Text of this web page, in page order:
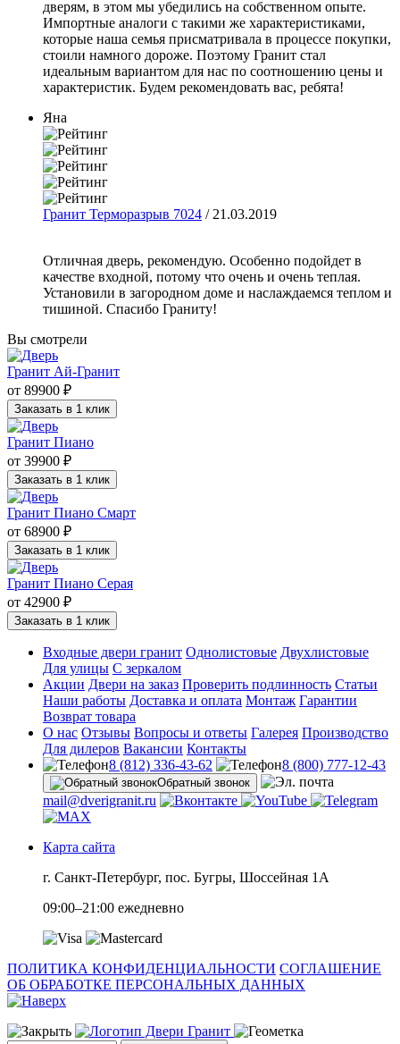
дверям, в этом мы убедились на собственном опыте.
Импортные аналоги с такими же характеристиками,
которые наша семья присматривала в процессе покупки,
стоили намного дороже. Поэтому Гранит стал
идеальным вариантом для нас по соотношению цены и
характеристик. Будем рекомендовать вас, ребята!
Яна
Гранит Терморазрыв 7024 / 21.03.2019
Отличная дверь, рекомендую. Особенно подойдет в
качестве входной, потому что очень и очень теплая.
Установили в загородном доме и наслаждаемся теплом и
тишиной. Спасибо Граниту!
Вы смотрели
Гранит Ай-Гранит
от 89900 ₽
Заказать в 1 клик
Гранит Пиано
от 39900 ₽
Заказать в 1 клик
Гранит Пиано Смарт
от 68900 ₽
Заказать в 1 клик
Гранит Пиано Серая
от 42900 ₽
Заказать в 1 клик
Входные двери гранит Однолистовые Двухлистовые
Для улицы С зеркалом
Акции Двери на заказ Проверить подлинность Статьи
Наши работы Доставка и оплата Монтаж Гарантии
Возврат товара
О нас Отзывы Вопросы и ответы Галерея Производство
Для дилеров Вакансии Контакты
8 (812) 336-43-62
8 (800) 777-12-43
Обратный звонок
mail@dverigranit.ru
Карта сайта
г. Санкт-Петербург, пос. Бугры, Шоссейная 1А
09:00–21:00 ежедневно
ПОЛИТИКА КОНФИДЕНЦИАЛЬНОСТИ СОГЛАШЕНИЕ
ОБ ОБРАБОТКЕ ПЕРСОНАЛЬНЫХ ДАННЫХ